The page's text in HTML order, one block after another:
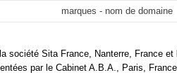
marques - nom de domaine
société Sita France, Nanterre, France
par le Cabinet A.B.A., Paris,